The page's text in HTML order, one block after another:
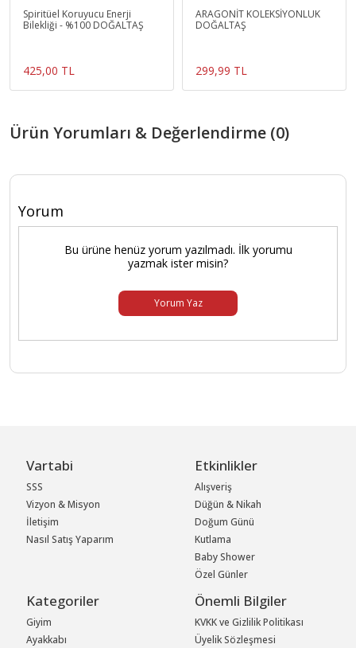
Spiritüel Koruyucu Enerji
Bilekliği - %100 DOĞALTAŞ
425,00 TL
ARAGONİT KOLEKSİYONLUK
DOĞALTAŞ
299,99 TL
Ürün Yorumları & Değerlendirme (0)
Yorum
Bu ürüne henüz yorum yazılmadı. İlk yorumu
yazmak ister misin?
Yorum Yaz
Vartabi
SSS
Vizyon & Misyon
İletişim
Nasıl Satış Yaparım
Etkinlikler
Alışveriş
Düğün & Nikah
Doğum Günü
Kutlama
Baby Shower
Özel Günler
Kategoriler
Giyim
Ayakkabı
Önemli Bilgiler
KVKK ve Gizlilik Politikası
Üyelik Sözleşmesi